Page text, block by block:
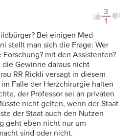
3
1
Bei einigen Med-
stellt man sich die Frage: Wer
mit den Assistenten?
die Gewinne daraus nicht
RR Rickli versagt in diesem
Falle der Herzchirurgie halten
der Professor sei an privaten
nicht gelten, wenn der Staat
der Staat auch den Nutzen
geht eben nicht nur um
sind oder nicht.